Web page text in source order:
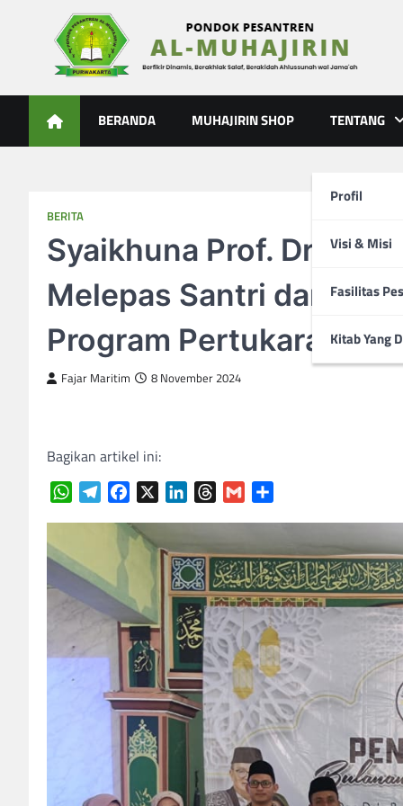
Al-Muhajirin
BERANDA MUHAJIRIN SHOP TENTANG
Profil
Visi & Misi
Fasilitas
Kitab Yang
BERITA
Syaikhuna Prof. Dr. KH.
Melepas Santri dan
Program Pertukaran
Fajar Maritim 8 November 2024
Bagikan artikel ini:
WhatsAppTelegramFacebook LinkedInThreads
Gmail